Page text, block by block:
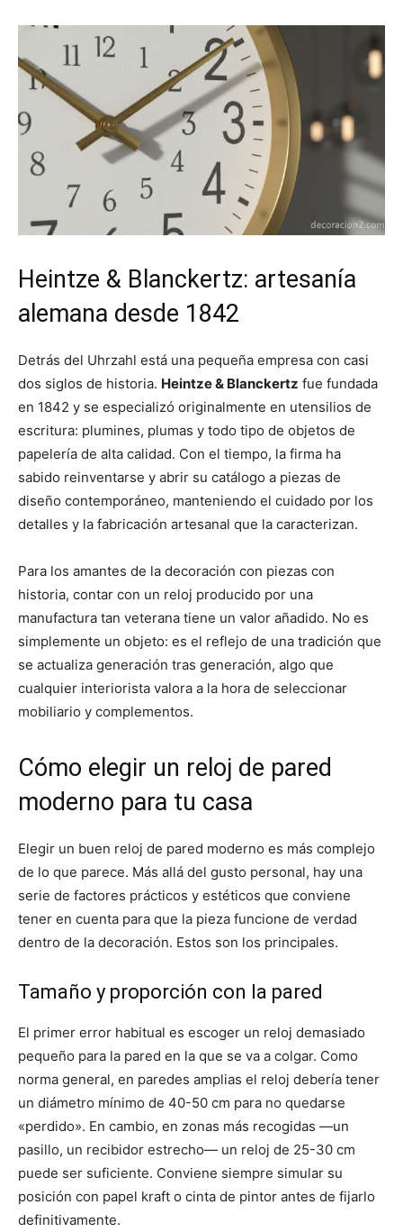
Heintze & Blanckertz: artesanía
alemana desde 1842
Detrás del Uhrzahl está una pequeña empresa con casi
dos siglos de historia. Heintze & Blanckertz fue fundada
en 1842 y se especializó originalmente en utensilios de
escritura: plumines, plumas y todo tipo de objetos de
papelería de alta calidad. Con el tiempo, la firma ha
sabido reinventarse y abrir su catálogo a piezas de
diseño contemporáneo, manteniendo el cuidado por los
detalles y la fabricación artesanal que la caracterizan.
Para los amantes de la decoración con piezas con
historia, contar con un reloj producido por una
manufactura tan veterana tiene un valor añadido. No es
simplemente un objeto: es el reflejo de una tradición que
se actualiza generación tras generación, algo que
cualquier interiorista valora a la hora de seleccionar
mobiliario y complementos.
Cómo elegir un reloj de pared
moderno para tu casa
Elegir un buen reloj de pared moderno es más complejo
de lo que parece. Más allá del gusto personal, hay una
serie de factores prácticos y estéticos que conviene
tener en cuenta para que la pieza funcione de verdad
dentro de la decoración. Estos son los principales.
Tamaño y proporción con la pared
El primer error habitual es escoger un reloj demasiado
pequeño para la pared en la que se va a colgar. Como
norma general, en paredes amplias el reloj debería tener
un diámetro mínimo de 40-50 cm para no quedarse
«perdido». En cambio, en zonas más recogidas —un
pasillo, un recibidor estrecho— un reloj de 25-30 cm
puede ser suficiente. Conviene siempre simular su
posición con papel kraft o cinta de pintor antes de fijarlo
definitivamente.